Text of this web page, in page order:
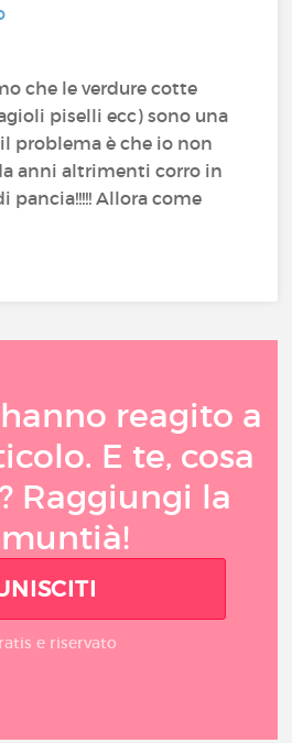
che le verdure cotte
piselli ecc) sono una
problema è che io non
anni altrimenti corro in
pancia!!!!! Allora come
reagito a
E te, cosa
Raggiungi la
e riservato